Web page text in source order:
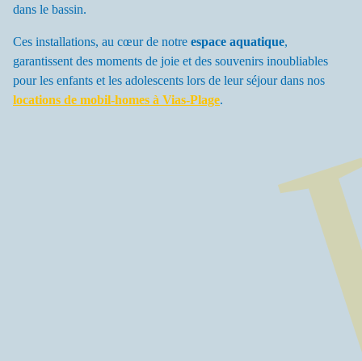
dans le bassin.
Ces installations, au cœur de notre espace aquatique,
garantissent des moments de joie et des souvenirs inoubliables
pour les enfants et les adolescents lors de leur séjour dans nos
locations de mobil-homes à Vias-Plage.